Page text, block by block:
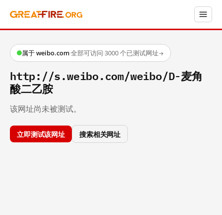
属于 weibo.com·全部可访问·3000 个已测试网址→
http://s.weibo.com/weibo/D-麦角
酸二乙胺
该网址尚未被测试。
立即测试该网址 搜索相关网址